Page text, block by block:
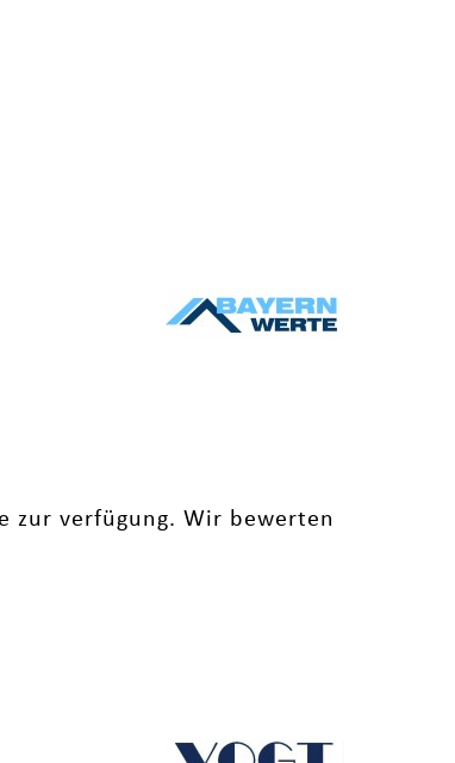
zur verfügung. Wir bewerten